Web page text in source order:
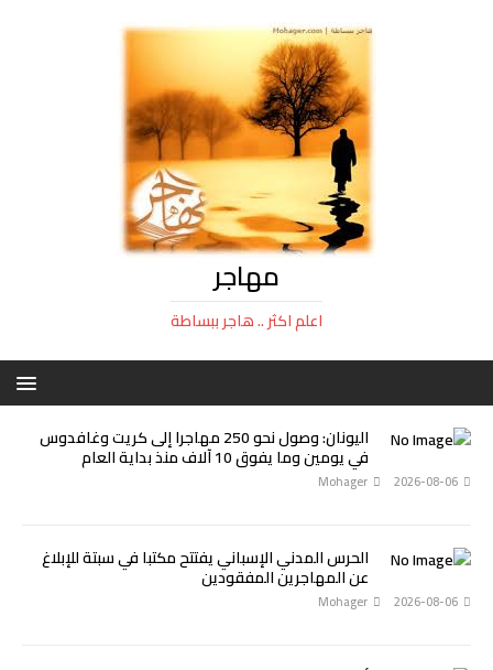
مهاجر
اعلم اكثر .. هاجر ببساطة
اليونان: وصول نحو 250 مهاجرا إلى كريت وغافدوس
في يومين وما يفوق 10 آلاف منذ بداية العام
2026-08-06
Mohager
الحرس المدني الإسباني يفتتح مكتبا في سبتة للإبلاغ
عن المهاجرين المفقودين
2026-08-06
Mohager